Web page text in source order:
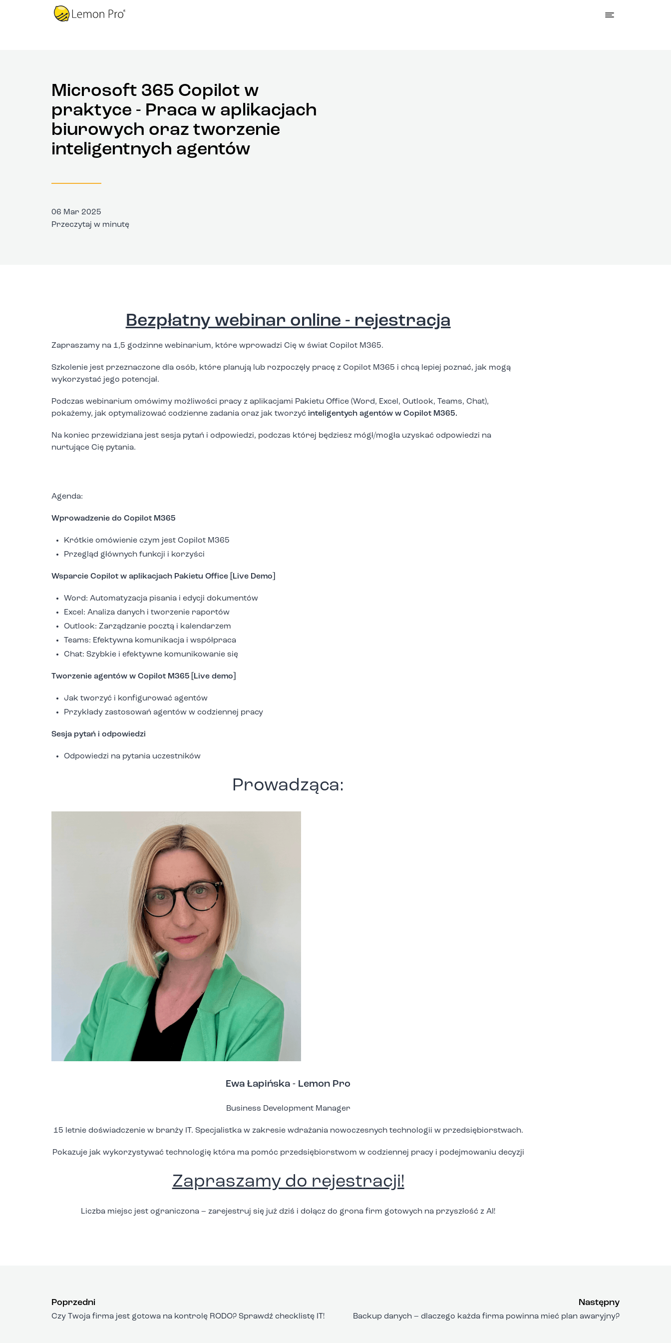
Microsoft 365 Copilot w
praktyce - Praca w aplikacjach
biurowych oraz tworzenie
inteligentnych agentów
06 Mar 2025
Przeczytaj w minutę
Bezpłatny webinar online - rejestracja
Zapraszamy na 1,5 godzinne webinarium, które wprowadzi Cię w świat Copilot M365.
Szkolenie jest przeznaczone dla osób, które planują lub rozpoczęły pracę z Copilot M365 i chcą lepiej poznać, jak mogą
wykorzystać jego potencjał.
Podczas webinarium omówimy możliwości pracy z aplikacjami Pakietu Office (Word, Excel, Outlook, Teams, Chat),
pokażemy, jak optymalizować codzienne zadania oraz jak tworzyć inteligentych agentów w Copilot M365.
Na koniec przewidziana jest sesja pytań i odpowiedzi, podczas której będziesz mógł/mogła uzyskać odpowiedzi na
nurtujące Cię pytania.
Agenda:
Wprowadzenie do Copilot M365
Krótkie omówienie czym jest Copilot M365
Przegląd głównych funkcji i korzyści
Wsparcie Copilot w aplikacjach Pakietu Office [Live Demo]
Word: Automatyzacja pisania i edycji dokumentów
Excel: Analiza danych i tworzenie raportów
Outlook: Zarządzanie pocztą i kalendarzem
Teams: Efektywna komunikacja i współpraca
Chat: Szybkie i efektywne komunikowanie się
Tworzenie agentów w Copilot M365 [Live demo]
Jak tworzyć i konfigurować agentów
Przykłady zastosowań agentów w codziennej pracy
Sesja pytań i odpowiedzi
Odpowiedzi na pytania uczestników
Prowadząca:
Ewa Łapińska - Lemon Pro
Business Development Manager
15 letnie doświadczenie w branży IT. Specjalistka w zakresie wdrażania nowoczesnych technologii w przedsiębiorstwach.
Pokazuje jak wykorzystywać technologię która ma pomóc przedsiębiorstwom w codziennej pracy i podejmowaniu decyzji
Zapraszamy do rejestracji!
Liczba miejsc jest ograniczona – zarejestruj się już dziś i dołącz do grona firm gotowych na przyszłość z AI!
Poprzedni
Czy Twoja firma jest gotowa na kontrolę RODO? Sprawdź checklistę IT!
Następny
Backup danych – dlaczego każda firma powinna mieć plan awaryjny?